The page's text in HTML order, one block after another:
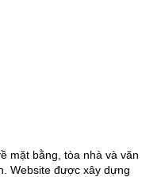
mặt bằng, tòa nhà và văn
Website được xây dựng